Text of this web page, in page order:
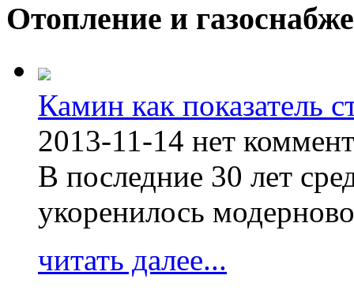
Отопление и
Камин как показатель
2013-11-14 нет
В последние 30 лет
укоренилось
читать далее...